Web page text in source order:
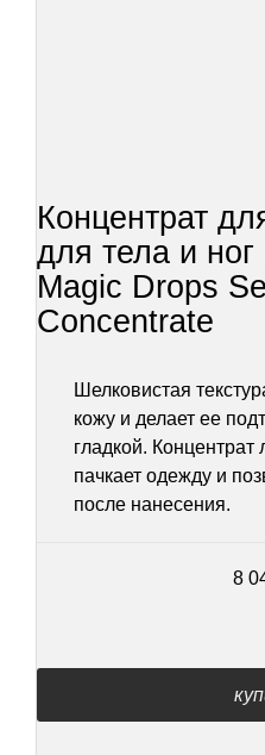
Концентрат
для тела и
Magic Drops
Concentrate
Шелковистая
кожу и делает ее
гладкой. Концентрат
пачкает одежду и
после нанесения.
8